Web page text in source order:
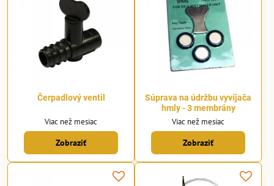
Čerpadlový ventil
Viac než mesiac
Zobraziť
Súprava na údržbu vyvíjača
hmly - 3 membrány
Viac než mesiac
Zobraziť